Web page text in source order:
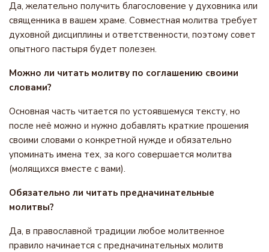
Да, желательно получить благословение у духовника или
священника в вашем храме. Совместная молитва требует
духовной дисциплины и ответственности, поэтому совет
опытного пастыря будет полезен.
Можно ли читать молитву по соглашению своими
словами?
Основная часть читается по устоявшемуся тексту, но
после неё можно и нужно добавлять краткие прошения
своими словами о конкретной нужде и обязательно
упоминать имена тех, за кого совершается молитва
(молящихся вместе с вами).
Обязательно ли читать предначинательные
молитвы?
Да, в православной традиции любое молитвенное
правило начинается с предначинательных молитв